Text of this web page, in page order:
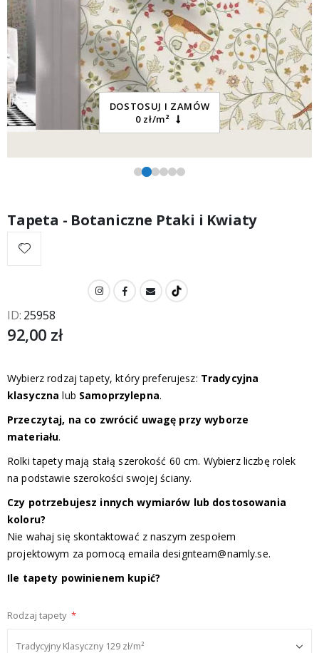
DOSTOSUJ I ZAMÓW
0 zł/m²
Tapeta - Botaniczne Ptaki i Kwiaty
ID 25958
92,00 zł
Wybierz rodzaj tapety, który preferujesz: Tradycyjna
klasyczna lub Samoprzylepna.
Przeczytaj, na co zwrócić uwagę przy wyborze
materiału.
Rolki tapety mają stałą szerokość 60 cm. Wybierz liczbę rolek
na podstawie szerokości swojej ściany.
Czy potrzebujesz innych wymiarów lub dostosowania
koloru?
Nie wahaj się skontaktować z naszym zespołem
projektowym za pomocą emailadesignteam@namly.se.
Ile tapety powinienem kupić?
Rodzaj tapety